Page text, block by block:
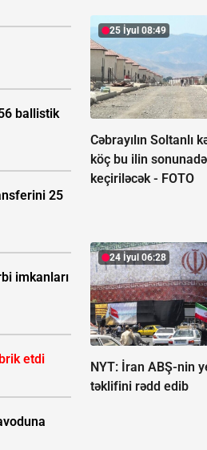
ballistik
25
imkanları
etdi
25 İyul 08:49
Cəbrayılın Soltanlı
köç bu ilin
keçiriləcək - FOTO
24 İyul 06:28
NYT: İran ABŞ-nin
təklifini rədd edib